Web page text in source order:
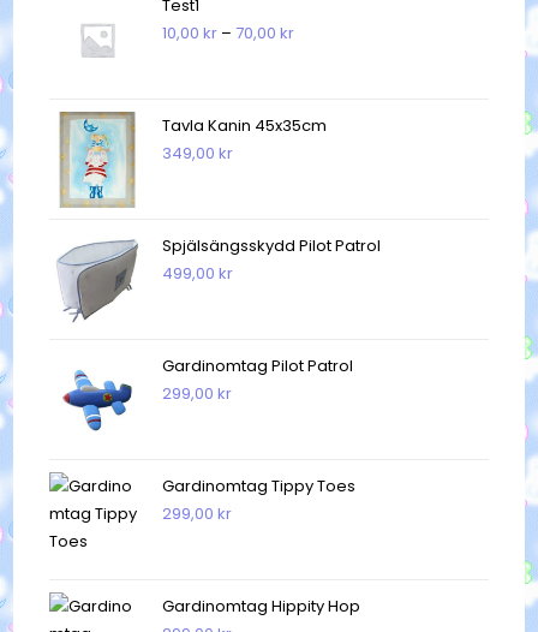
Test1
10,00kr – 70,00krPrisintervall:
70,00 kr
Tavla Kanin 45x35cm
349,00kr
Spjälsängsskydd Pilot Patrol
499,00kr
Gardinomtag Pilot Patrol
299,00kr
Gardinomtag Tippy Toes
299,00kr
Gardinomtag Hippity Hop